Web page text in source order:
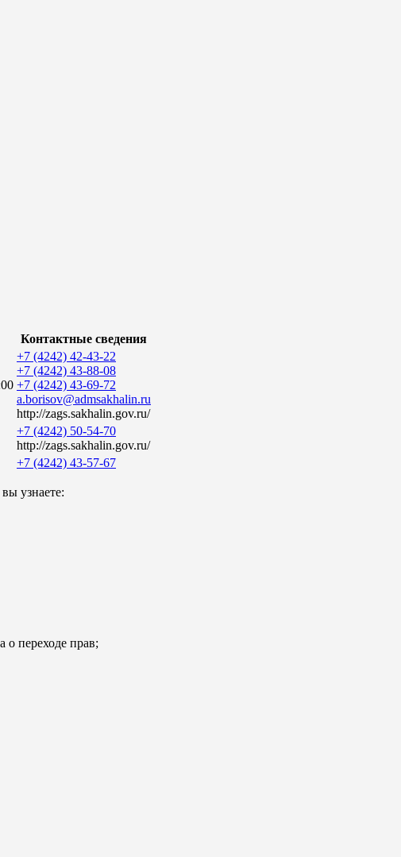
Контактные сведения
+7 (4242) 42-43-22
+7 (4242) 43-88-08
+7 (4242) 43-69-72
a.borisov@admsakhalin.ru
http://zags.sakhalin.gov.ru/
+7 (4242) 50-54-70
http://zags.sakhalin.gov.ru/
+7 (4242) 43-57-67
узнаете:
о переходе прав;